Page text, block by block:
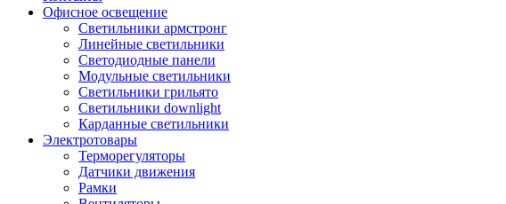
Офисное освещение
Светильники армстронг
Линейные светильники
Светодиодные панели
Модульные светильники
Светильники грильято
Светильники downlight
Карданные светильники
Электротовары
Терморегуляторы
Датчики движения
Рамки